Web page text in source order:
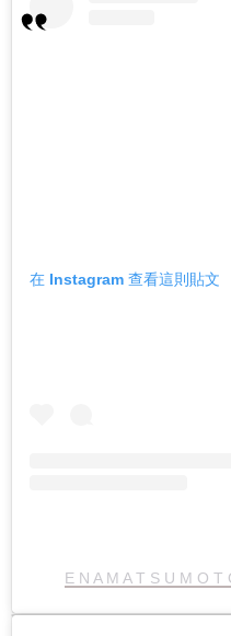
在 Instagram 查看這則貼文
E N A M A T S U M O